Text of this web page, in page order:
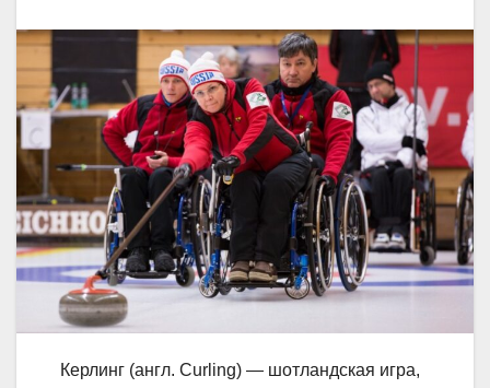
Керлинг (англ. Curling) — шотландская игра,